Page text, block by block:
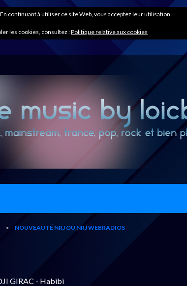
• NOUVEAUTÉ NRJ OU NRJ WEBRADIOS
GIRAC - Habibi
continuant à utiliser ce site Web, vous acceptez leur utilisation.
les cookies, consultez :Politique relative aux cookies